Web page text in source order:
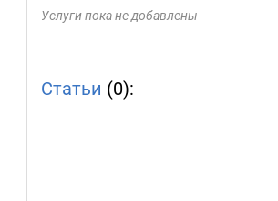
Услуги пока не добавлены
Статьи (0):